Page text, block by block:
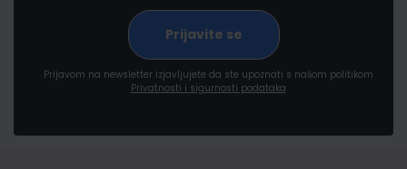
Prijavom na newsletter izjavljujete da ste upoznati s našom politikom
Privatnosti i sigurnosti podataka